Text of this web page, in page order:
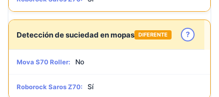
Detección de suciedad en mopas DIFERENTE ?
Mova S70 Roller: No
Roborock Saros Z70: Sí